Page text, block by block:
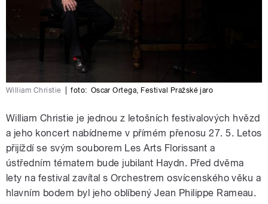
William Christie foto: Oscar Ortega ,Festival Pražské jaro
William Christie je jednou z letošních festivalových hvězd
a jeho koncert nabídneme v přímém přenosu 27. 5. Letos
přijíždí se svým souborem Les Arts Florissant a
ústředním tématem bude jubilant Haydn. Před dvěma
lety na festival zavítal s Orchestrem osvícenského věku a
hlavním bodem byl jeho oblíbený Jean Philippe Rameau.